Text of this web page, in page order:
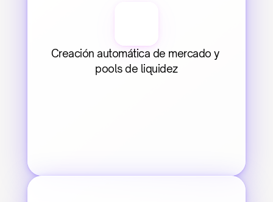
Creación automática de mercado y
pools de liquidez